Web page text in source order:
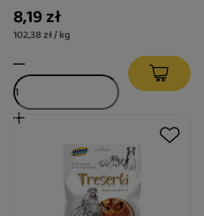
8,19 zł
102,38 zł / kg